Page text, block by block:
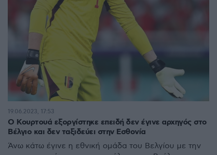
Ο Κουρτουά εξοργίστηκε επειδή δεν έγινε αρχηγός στο
Βέλγιο και δεν ταξιδεύει στην Εσθονία
Άνω κάτω έγινε η εθνική ομάδα του Βελγίου με την
19.06.2023, 17:53